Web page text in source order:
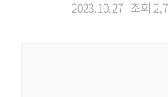
2023.10.27 조회